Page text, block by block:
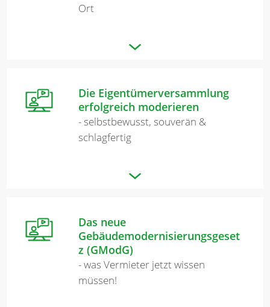
Ort
Die Eigentümerversammlung
erfolgreich moderieren
- selbstbewusst, souverän &
schlagfertig
Das neue
Gebäudemodernisierungsgeset
z (GModG)
- was Vermieter jetzt wissen
müssen!